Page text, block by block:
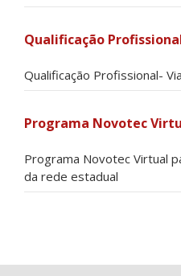
Qualificação
Qualificação Profissional-
Programa Novotec
Programa Novotec Virtual
da rede estadual